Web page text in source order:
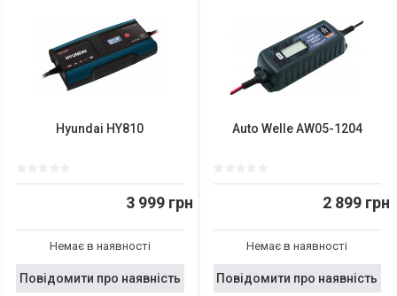
Hyundai HY810
3 999 грн
Немає в наявності
Повідомити про наявність
Auto Welle AW05-1204
2 899 грн
Немає в наявності
Повідомити про наявність